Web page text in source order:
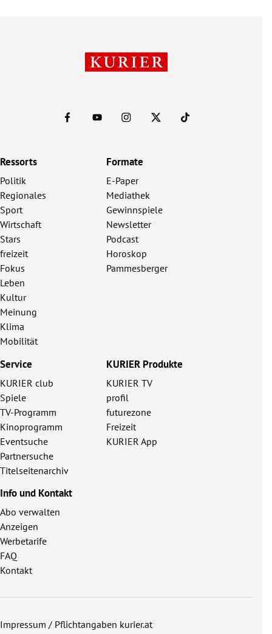
Ressorts
Politik
Regionales
Sport
Wirtschaft
Stars
freizeit
Fokus
Leben
Kultur
Meinung
Klima
Mobilität
Formate
E-Paper
Mediathek
Gewinnspiele
Newsletter
Podcast
Horoskop
Pammesberger
Service
KURIER club
Spiele
TV-Programm
Kinoprogramm
Eventsuche
Partnersuche
Titelseitenarchiv
KURIER Produkte
KURIER TV
profil
futurezone
Freizeit
KURIER App
Info und Kontakt
Abo verwalten
Anzeigen
Werbetarife
FAQ
Kontakt
Impressum / Pflichtangaben kurier.at